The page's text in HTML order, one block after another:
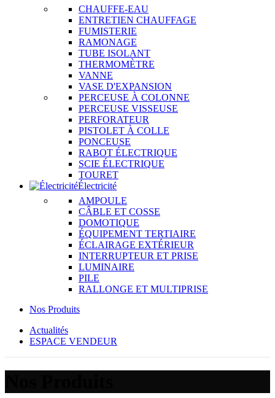
CHAUFFE-EAU
ENTRETIEN CHAUFFAGE
FUMISTERIE
RAMONAGE
TUBE ISOLANT
THERMOMÈTRE
VANNE
VASE D'EXPANSION
PERCEUSE À COLONNE
PERCEUSE VISSEUSE
PERFORATEUR
PISTOLET À COLLE
PONCEUSE
RABOT ÉLECTRIQUE
SCIE ÉLECTRIQUE
TOURET
Électricité
AMPOULE
CÂBLE ET COSSE
DOMOTIQUE
ÉQUIPEMENT TERTIAIRE
ÉCLAIRAGE EXTÉRIEUR
INTERRUPTEUR ET PRISE
LUMINAIRE
PILE
RALLONGE ET MULTIPRISE
Nos Produits
Actualités
ESPACE VENDEUR